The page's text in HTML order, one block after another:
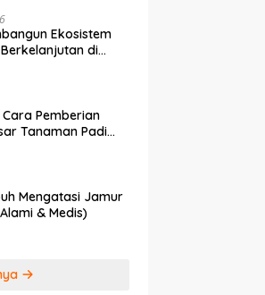
Ekonomi Sumber Daya Lahan:
Ekosistem
di
Pemberian
Tanaman Padi
Mengatasi Jamur
& Medis)